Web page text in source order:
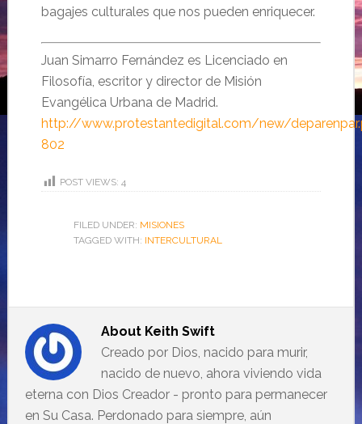
bagajes culturales que nos pueden enriquecer.
Juan Simarro Fernández es Licenciado en
Filosofía, escritor y director de Misión
Evangélica Urbana de Madrid.
http://www.protestantedigital.com/new/
802
POST VIEWS: 4
FILED UNDER: MISIONES
TAGGED WITH: INTERCULTURAL
About Keith Swift
Creado por Dios, nacido para murir,
nacido de nuevo, ahora viviendo vida
eterna con Dios Creador - pronto para permanecer
en Su Casa. Perdonado para siempre, aún